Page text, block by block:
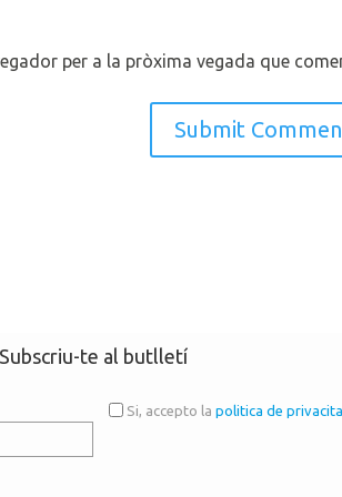
per a la pròxima vegada que
Subscriu-te al butlletí
Si, accepto la politica de